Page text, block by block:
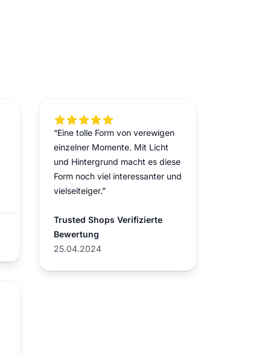
5 out of 5 stars
“Eine tolle Form von verewigen
einzelner Momente. Mit Licht
und Hintergrund macht es diese
Form noch viel interessanter und
vielseiteiger.”
Trusted Shops Verifizierte
Bewertung
25.04.2024